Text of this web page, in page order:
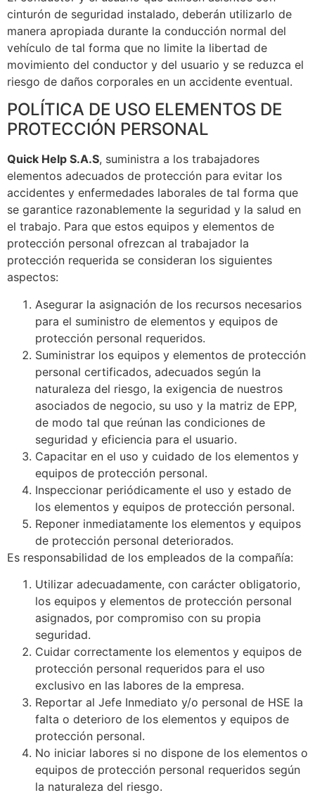
cinturón de seguridad instalado, deberán utilizarlo de
manera apropiada durante la conducción normal del
vehículo de tal forma que no limite la libertad de
movimiento del conductor y del usuario y se reduzca el
riesgo de daños corporales en un accidente eventual.
POLÍTICA DE USO ELEMENTOS DE
PROTECCIÓN PERSONAL
Quick Help S.A.S, suministra a los trabajadores
elementos adecuados de protección para evitar los
accidentes y enfermedades laborales de tal forma que
se garantice razonablemente la seguridad y la salud en
el trabajo. Para que estos equipos y elementos de
protección personal ofrezcan al trabajador la
protección requerida se consideran los siguientes
aspectos:
Asegurar la asignación de los recursos necesarios
para el suministro de elementos y equipos de
protección personal requeridos.
Suministrar los equipos y elementos de protección
personal certificados, adecuados según la
naturaleza del riesgo, la exigencia de nuestros
asociados de negocio, su uso y la matriz de EPP,
de modo tal que reúnan las condiciones de
seguridad y eficiencia para el usuario.
Capacitar en el uso y cuidado de los elementos y
equipos de protección personal.
Inspeccionar periódicamente el uso y estado de
los elementos y equipos de protección personal.
Reponer inmediatamente los elementos y equipos
de protección personal deteriorados.
Es responsabilidad de los empleados de la compañía:
Utilizar adecuadamente, con carácter obligatorio,
los equipos y elementos de protección personal
asignados, por compromiso con su propia
seguridad.
Cuidar correctamente los elementos y equipos de
protección personal requeridos para el uso
exclusivo en las labores de la empresa.
Reportar al Jefe Inmediato y/o personal de HSE la
falta o deterioro de los elementos y equipos de
protección personal.
No iniciar labores si no dispone de los elementos o
equipos de protección personal requeridos según
la naturaleza del riesgo.